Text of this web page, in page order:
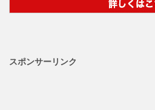
スポンサーリンク